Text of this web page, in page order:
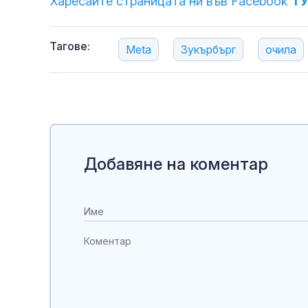
Тагове: Meta Зукърбърг очила
Добавяне на коментар